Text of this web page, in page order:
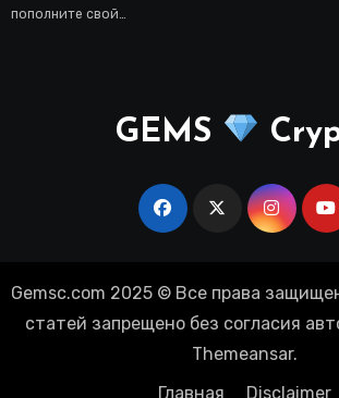
пополните свой…
GEMS
Gemsc.com 2025 © Все права
статей запрещено без согласия
Themeansar.
Главная
Disclaimer